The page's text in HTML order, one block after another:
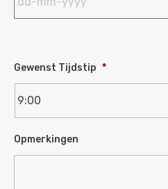
Gewenst Tijdstip *
Opmerkingen